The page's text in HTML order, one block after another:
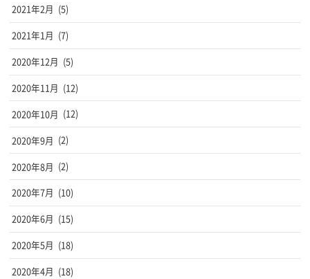
2021年2月 (5)
2021年1月 (7)
2020年12月 (5)
2020年11月 (12)
2020年10月 (12)
2020年9月 (2)
2020年8月 (2)
2020年7月 (10)
2020年6月 (15)
2020年5月 (18)
2020年4月 (18)